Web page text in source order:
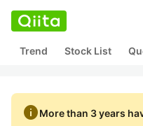
Trend Stock List
infoMore than 3 years